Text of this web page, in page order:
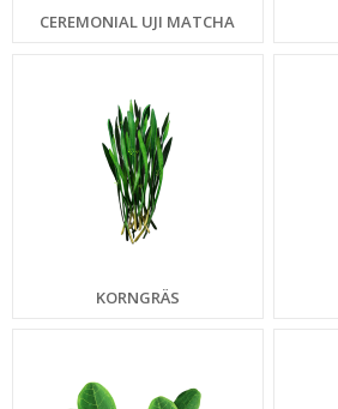
CEREMONIAL UJI MATCHA
KORNGRÄS